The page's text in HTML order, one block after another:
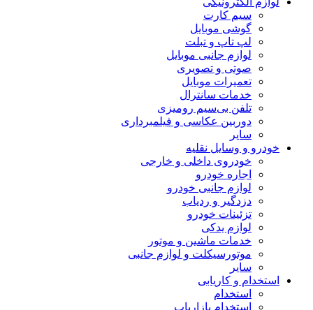
سیم کارت
گوشی موبایل
لپ تاپ و تبلت
لوازم جانبی موبایل
صوتی و تصویری
تعمیرات موبایل
خدمات سانترال
تلفن بی‌سیم رومیزی
دوربین عکاسی و فیلمبرداری
سایر
خودرو و وسایل نقلیه
خودروی داخلی و خارجی
اجاره خودرو
لوازم جانبی خودرو
دزدگیر و ردیاب
تزئینات خودرو
لوازم یدکی
خدمات ماشین و موتور
موتورسیکلت و لوازم جانبی
سایر
استخدام و کاریابی
استخدام
استخدام بازاریاب